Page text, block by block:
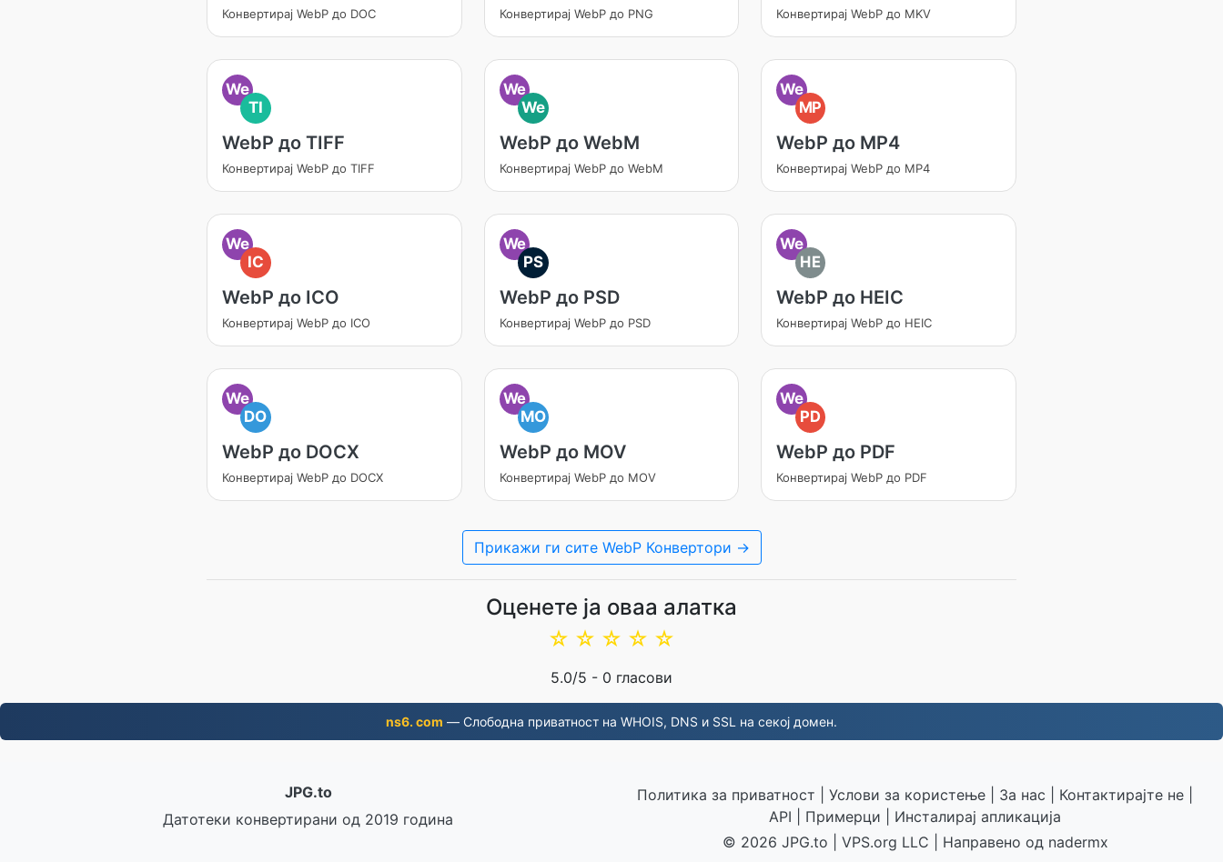
Конвертирај WebP до DOC Конвертирај WebP до PNG Конвертирај WebP до MKV
We
TI
WebP до TIFF
Конвертирај WebP до TIFF
We
We
WebP до WebM
Конвертирај WebP до WebM
We
MP
WebP до MP4
Конвертирај WebP до MP4
We
IC
WebP до ICO
Конвертирај WebP до ICO
We
PS
WebP до PSD
Конвертирај WebP до PSD
We
HE
WebP до HEIC
Конвертирај WebP до HEIC
We
DO
WebP до DOCX
Конвертирај WebP до DOCX
We
MO
WebP до MOV
Конвертирај WebP до MOV
We
PD
WebP до PDF
Конвертирај WebP до PDF
Прикажи ги сите WebP Конвертори →
Оценете ја оваа алатка
☆
☆
☆
☆
☆
5.0/5 - 0 гласови
ns6. com — Слободна приватност на WHOIS, DNS и SSL на секој домен.
JPG.to
Датотеки конвертирани од 2019 година
Политика за приватност Услови за користење За нас Контактирајте не
API
Примерци
Инсталирај апликација
© 2026 JPG.to
VPS.org LLC | Направено од nadermx